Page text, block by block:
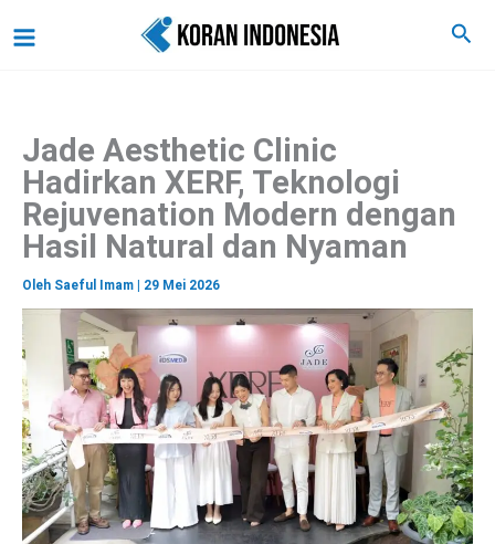
ke
Cari
Jade Aesthetic Clinic
Hadirkan XERF, Teknologi
Rejuvenation Modern dengan
Hasil Natural dan Nyaman
Oleh Saeful Imam 29 Mei 2026
a